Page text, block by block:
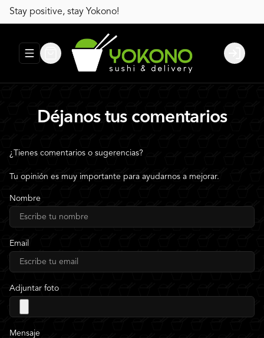
Stay positive, stay Yokono!
Abrir menu de navegación Login
Déjanos tus comentarios
¿Tienes comentarios o sugerencias?
Tu opinión es muy importante para ayudarnos a mejorar.
Nombre
Email
Adjuntar foto
Mensaje